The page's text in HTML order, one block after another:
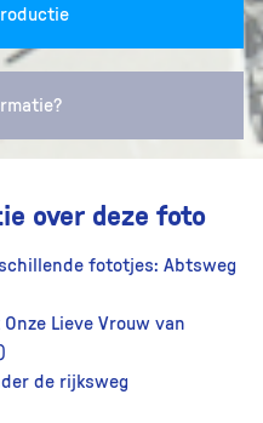
over deze foto
fototjes: Abtsweg
Lieve Vrouw van
de rijksweg